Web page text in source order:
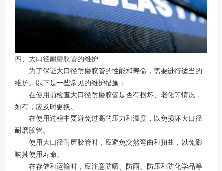
四、大口径耐磨胶管的维护
为了保证大口径耐磨胶管的性能和寿命，需要进行适当的
维护。以下是一些常见的维护措施：
在使用前检查大口径耐磨胶管是否有损坏、老化等情况，
如有，应及时更换。
在使用过程中要避免过高的压力和温度，以免损坏大口径
耐磨胶管。
使用大口径耐磨胶管时，应避免突然弯曲和扭曲，以免影
响其使用寿命。
在存储和运输时，应注意防晒、防雨、防压和防化学品等